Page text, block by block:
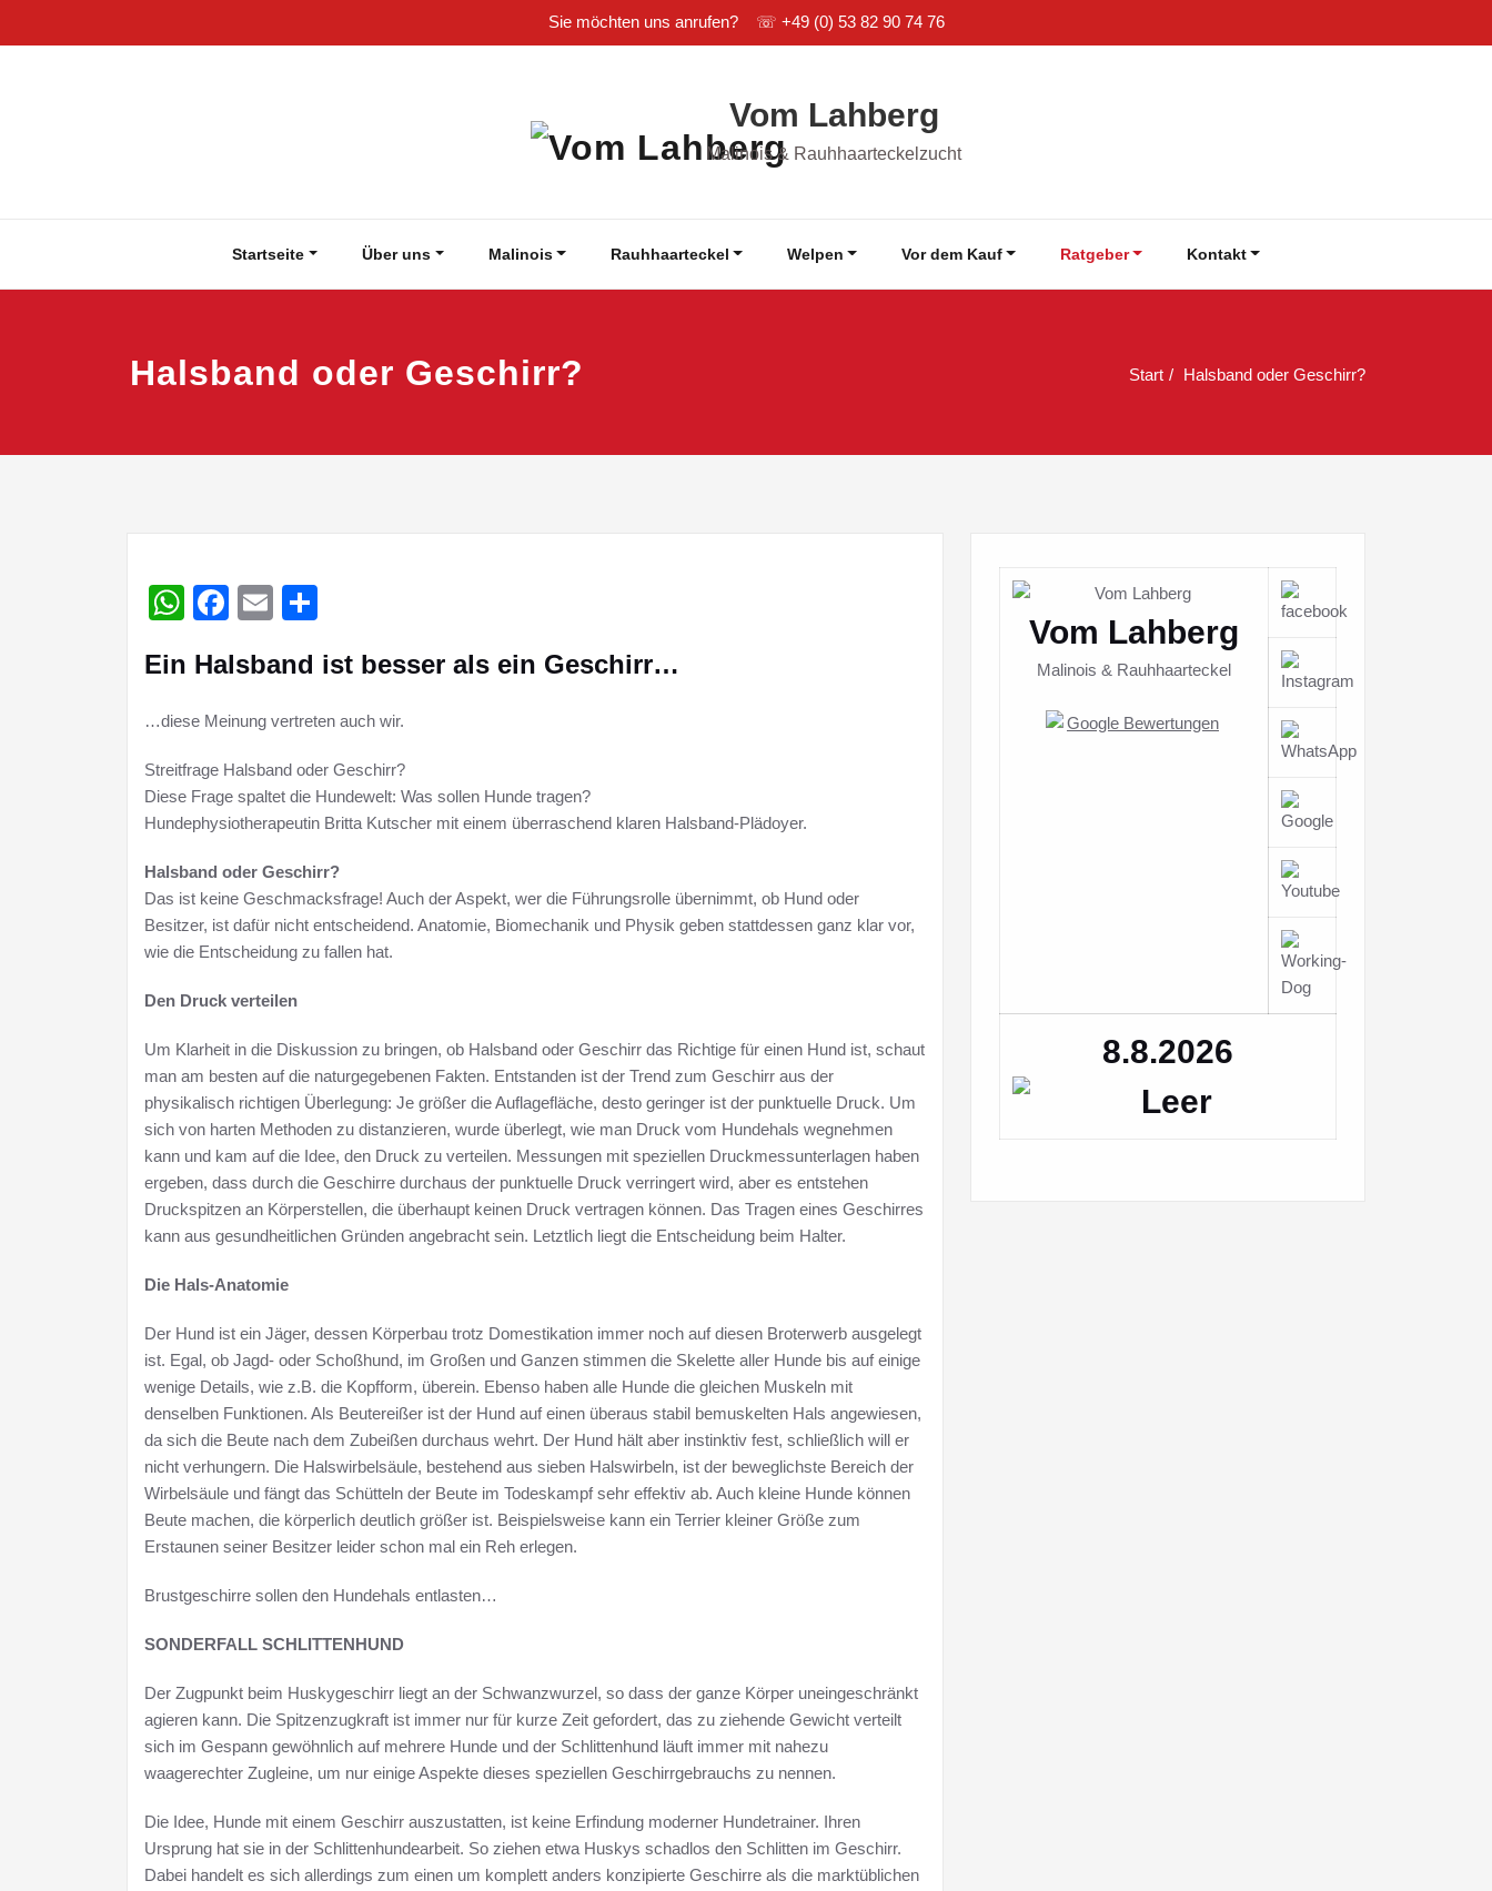
Sie möchten uns anrufen? ☏ +49 (0) 53 82 90 74 76
Vom Lahberg
Malinois & Rauhhaarteckelzucht
Startseite Über uns Malinois Rauhhaarteckel Welpen Vor dem Kauf Ratgeber Kontakt
Halsband oder Geschirr? Start Halsband oder Geschirr?
WhatsApp
Facebook
Email
Ein Halsband ist besser als ein Geschirr…
…diese Meinung vertreten auch wir.
Streitfrage Halsband oder Geschirr?
Diese Frage spaltet die Hundewelt: Was sollen Hunde tragen?
Hundephysiotherapeutin Britta Kutscher mit einem überraschend klaren Halsband-Plädoyer.
Halsband oder Geschirr?
Das ist keine Geschmacksfrage! Auch der Aspekt, wer die Führungsrolle übernimmt, ob Hund oder
Besitzer, ist dafür nicht entscheidend. Anatomie, Biomechanik und Physik geben stattdessen ganz klar vor,
wie die Entscheidung zu fallen hat.
Den Druck verteilen
Um Klarheit in die Diskussion zu bringen, ob Halsband oder Geschirr das Richtige für einen Hund ist, schaut
man am besten auf die naturgegebenen Fakten. Entstanden ist der Trend zum Geschirr aus der
physikalisch richtigen Überlegung: Je größer die Auflagefläche, desto geringer ist der punktuelle Druck. Um
sich von harten Methoden zu distanzieren, wurde überlegt, wie man Druck vom Hundehals wegnehmen
kann und kam auf die Idee, den Druck zu verteilen. Messungen mit speziellen Druckmessunterlagen haben
ergeben, dass durch die Geschirre durchaus der punktuelle Druck verringert wird, aber es entstehen
Druckspitzen an Körperstellen, die überhaupt keinen Druck vertragen können. Das Tragen eines Geschirres
kann aus gesundheitlichen Gründen angebracht sein. Letztlich liegt die Entscheidung beim Halter.
Die Hals-Anatomie
Der Hund ist ein Jäger, dessen Körperbau trotz Domestikation immer noch auf diesen Broterwerb ausgelegt
ist. Egal, ob Jagd- oder Schoßhund, im Großen und Ganzen stimmen die Skelette aller Hunde bis auf einige
wenige Details, wie z.B. die Kopfform, überein. Ebenso haben alle Hunde die gleichen Muskeln mit
denselben Funktionen. Als Beutereißer ist der Hund auf einen überaus stabil bemuskelten Hals angewiesen,
da sich die Beute nach dem Zubeißen durchaus wehrt. Der Hund hält aber instinktiv fest, schließlich will er
nicht verhungern. Die Halswirbelsäule, bestehend aus sieben Halswirbeln, ist der beweglichste Bereich der
Wirbelsäule und fängt das Schütteln der Beute im Todeskampf sehr effektiv ab. Auch kleine Hunde können
Beute machen, die körperlich deutlich größer ist. Beispielsweise kann ein Terrier kleiner Größe zum
Erstaunen seiner Besitzer leider schon mal ein Reh erlegen.
Brustgeschirre sollen den Hundehals entlasten…
SONDERFALL SCHLITTENHUND
Der Zugpunkt beim Huskygeschirr liegt an der Schwanzwurzel, so dass der ganze Körper uneingeschränkt
agieren kann. Die Spitzenzugkraft ist immer nur für kurze Zeit gefordert, das zu ziehende Gewicht verteilt
sich im Gespann gewöhnlich auf mehrere Hunde und der Schlittenhund läuft immer mit nahezu
waagerechter Zugleine, um nur einige Aspekte dieses speziellen Geschirrgebrauchs zu nennen.
Die Idee, Hunde mit einem Geschirr auszustatten, ist keine Erfindung moderner Hundetrainer. Ihren
Ursprung hat sie in der Schlittenhundearbeit. So ziehen etwa Huskys schadlos den Schlitten im Geschirr.
Dabei handelt es sich allerdings zum einen um komplett anders konzipierte Geschirre als die marktüblichen
Vom Lahberg
Malinois & Rauhhaarteckel
8.8.2026